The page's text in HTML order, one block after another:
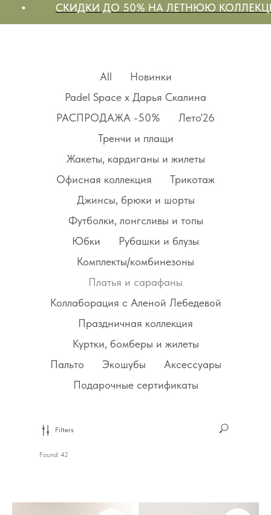
СКИДКИ ДО 50% НА ЛЕТНЮЮ КОЛЛЕКЦИЮ
All
Новинки
Padel Space x Дарья Скалина
РАСПРОДАЖА -50%
Лето'26
Тренчи и плащи
Жакеты, кардиганы и жилеты
Офисная коллекция
Трикотаж
Джинсы, брюки и шорты
Футболки, лонгсливы и топы
Юбки
Рубашки и блузы
Комплекты/комбинезоны
Платья и сарафаны
Коллаборация с Аленой Лебедевой
Праздничная коллекция
Куртки, бомберы и жилеты
Пальто
Экошубы
Аксессуары
Подарочные сертификаты
Filters
Found: 42